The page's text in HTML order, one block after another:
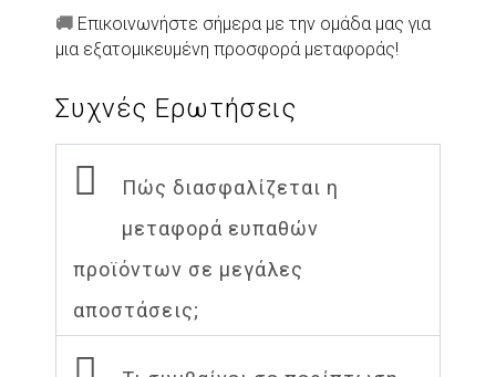
🚚 Επικοινωνήστε σήμερα με την ομάδα μας για
μια εξατομικευμένη προσφορά μεταφοράς!
Συχνές Ερωτήσεις
Πώς διασφαλίζεται η
μεταφορά ευπαθών
προϊόντων σε μεγάλες
αποστάσεις;